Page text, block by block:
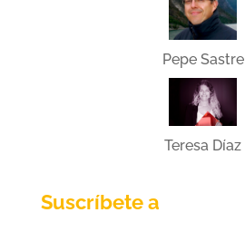
Pepe Sastre
Teresa Díaz
Suscríbete a